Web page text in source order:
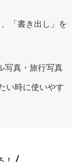
「書き出し」を
写真・旅行写真
い時に使いやす